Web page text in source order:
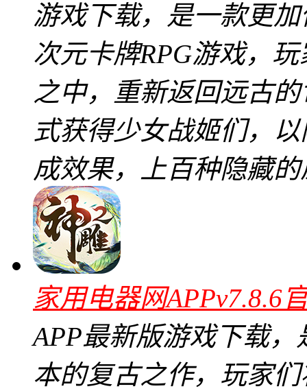
游戏下载，是一款更
次元卡牌RPG游戏，
之中，重新返回远古
式获得少女战姬们，
成效果，上百种隐藏
家用电器网APPv7.8.6
APP最新版游戏下载
本的复古之作，玩家